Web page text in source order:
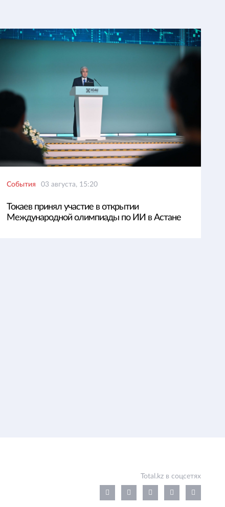
События 03 августа, 15:20
Токаев принял участие в открытии
Международной олимпиады по ИИ в Астане
Total.kz в соцсетях